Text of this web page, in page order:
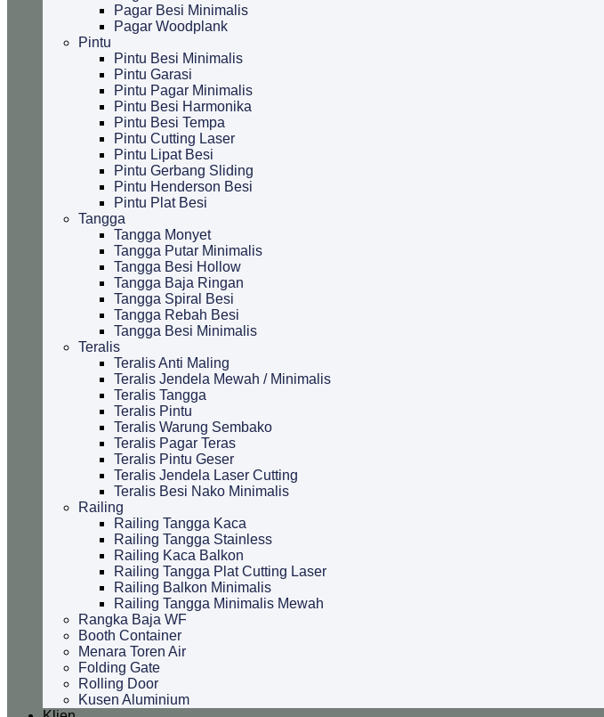
Pagar Besi Minimalis
Pagar Woodplank
Pintu
Pintu Besi Minimalis
Pintu Garasi
Pintu Pagar Minimalis
Pintu Besi Harmonika
Pintu Besi Tempa
Pintu Cutting Laser
Pintu Lipat Besi
Pintu Gerbang Sliding
Pintu Henderson Besi
Pintu Plat Besi
Tangga
Tangga Monyet
Tangga Putar Minimalis
Tangga Besi Hollow
Tangga Baja Ringan
Tangga Spiral Besi
Tangga Rebah Besi
Tangga Besi Minimalis
Teralis
Teralis Anti Maling
Teralis Jendela Mewah / Minimalis
Teralis Tangga
Teralis Pintu
Teralis Warung Sembako
Teralis Pagar Teras
Teralis Pintu Geser
Teralis Jendela Laser Cutting
Teralis Besi Nako Minimalis
Railing
Railing Tangga Kaca
Railing Tangga Stainless
Railing Kaca Balkon
Railing Tangga Plat Cutting Laser
Railing Balkon Minimalis
Railing Tangga Minimalis Mewah
Rangka Baja WF
Booth Container
Menara Toren Air
Folding Gate
Rolling Door
Kusen Aluminium